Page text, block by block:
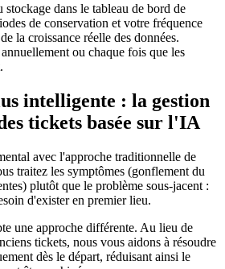
dans le tableau de bord de
de conservation et votre fréquence
la croissance réelle des données.
ou chaque fois que les
intelligente : la gestion
tickets basée sur l'IA
avec l'approche traditionnelle de
traitez les symptômes (gonflement du
plutôt que le problème sous-jacent :
d'exister en premier lieu.
une approche différente. Au lieu de
tickets, nous vous aidons à résoudre
dès le départ, réduisant ainsi le